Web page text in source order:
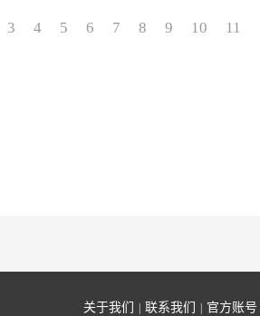
3 4 5 6 7 8 9 10 11
关于我们 联系我们
官方账号